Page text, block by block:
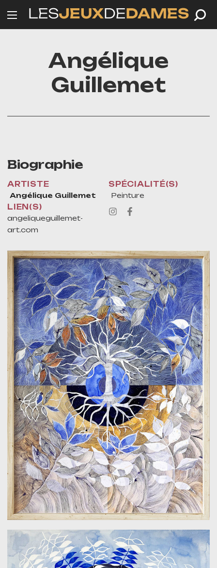
Angélique
Guillemet
Biographie
ARTISTE
Angélique Guillemet
SPÉCIALITÉ(S)
Peinture
LIEN(S)
angeliqueguillemet-
art.com